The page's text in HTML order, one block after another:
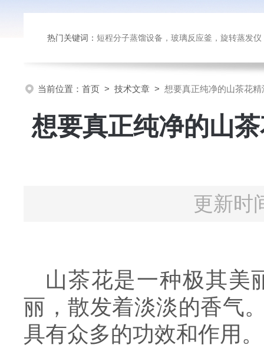
热门关键词： 短程分子蒸馏设备，玻璃反应釜，旋转蒸发
当前位置： 首页 > 技术文章 > 想要真正纯净的山茶花
想要真正纯净的山
更新时
山茶花是一种极其美
丽，散发着淡淡的香气
具有众多的功效和作用。